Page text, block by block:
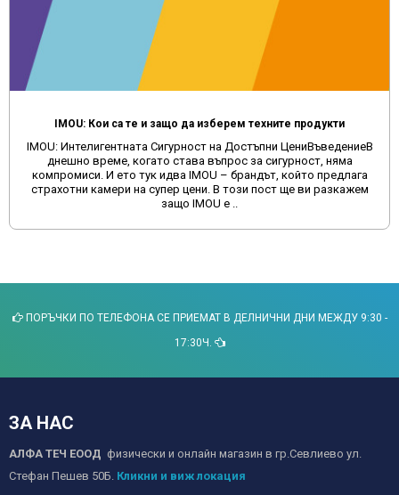
IMOU: Кои са те и защо да изберем техните продукти
IMOU: Интелигентната Сигурност на Достъпни ЦениВъведениеВ
днешно време, когато става въпрос за сигурност, няма
компромиси. И ето тук идва IMOU – брандът, който предлага
страхотни камери на супер цени. В този пост ще ви разкажем
защо IMOU е ..
ПОРЪЧКИ ПО ТЕЛЕФОНА СЕ ПРИЕМАТ В ДЕЛНИЧНИ ДНИ МЕЖДУ 9:30 -
17:30Ч.
ЗА НАС
АЛФА ТЕЧ ЕООД физически и онлайн магазин в гр.Севлиево ул.
Стефан Пешев 50Б. Кликни и виж локация